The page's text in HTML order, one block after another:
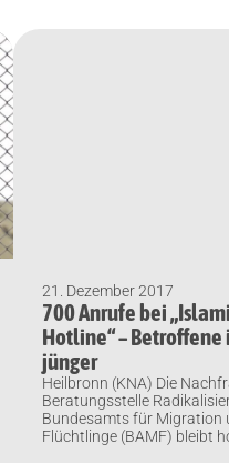
21. Dezember 2017
700 Anrufe bei
Hotline“ –
jünger
Heilbronn (KNA) Die
Beratungsstelle
Bundesamts für Migration
Flüchtlinge (BAMF) bleibt